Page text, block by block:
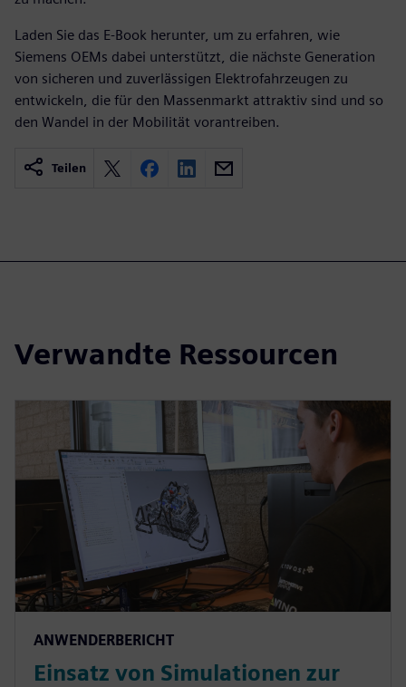
Laden Sie das E-Book herunter, um zu erfahren, wie
Siemens OEMs dabei unterstützt, die nächste Generation
von sicheren und zuverlässigen Elektrofahrzeugen zu
entwickeln, die für den Massenmarkt attraktiv sind und so
den Wandel in der Mobilität vorantreiben.
Teilen
Verwandte Ressourcen
ANWENDERBERICHT
Einsatz von Simulationen zur